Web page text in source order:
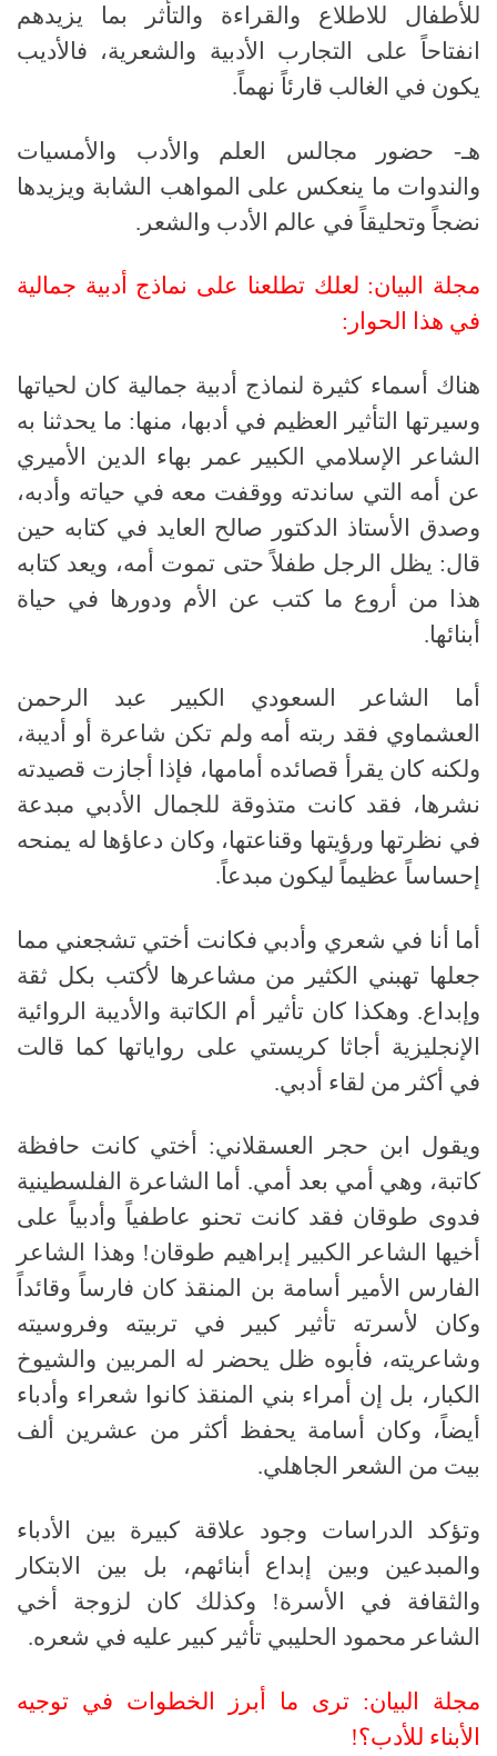
للأطفال للاطلاع والقراءة والتأثر بما يزيدهم
انفتاحاً على التجارب الأدبية والشعرية، فالأديب
يكون في الغالب قارئاً نهماً.
هـ- حضور مجالس العلم والأدب والأمسيات
والندوات ما ينعكس على المواهب الشابة ويزيدها
نضجاً وتحليقاً في عالم الأدب والشعر.
مجلة البيان: لعلك تطلعنا على نماذج أدبية جمالية
في هذا الحوار:
هناك أسماء كثيرة لنماذج أدبية جمالية كان لحياتها
وسيرتها التأثير العظيم في أدبها، منها: ما يحدثنا به
الشاعر الإسلامي الكبير عمر بهاء الدين الأميري
عن أمه التي ساندته ووقفت معه في حياته وأدبه،
وصدق الأستاذ الدكتور صالح العايد في كتابه حين
قال: يظل الرجل طفلاً حتى تموت أمه، ويعد كتابه
هذا من أروع ما كتب عن الأم ودورها في حياة
أبنائها.
أما الشاعر السعودي الكبير عبد الرحمن
العشماوي فقد ربته أمه ولم تكن شاعرة أو أديبة،
ولكنه كان يقرأ قصائده أمامها، فإذا أجازت قصيدته
نشرها، فقد كانت متذوقة للجمال الأدبي مبدعة
في نظرتها ورؤيتها وقناعتها، وكان دعاؤها له يمنحه
إحساساً عظيماً ليكون مبدعاً.
أما أنا في شعري وأدبي فكانت أختي تشجعني مما
جعلها تهبني الكثير من مشاعرها لأكتب بكل ثقة
وإبداع. وهكذا كان تأثير أم الكاتبة والأديبة الروائية
الإنجليزية أجاثا كريستي على رواياتها كما قالت
في أكثر من لقاء أدبي.
ويقول ابن حجر العسقلاني: أختي كانت حافظة
كاتبة، وهي أمي بعد أمي. أما الشاعرة الفلسطينية
فدوى طوقان فقد كانت تحنو عاطفياً وأدبياً على
أخيها الشاعر الكبير إبراهيم طوقان! وهذا الشاعر
الفارس الأمير أسامة بن المنقذ كان فارساً وقائداً
وكان لأسرته تأثير كبير في تربيته وفروسيته
وشاعريته، فأبوه ظل يحضر له المربين والشيوخ
الكبار، بل إن أمراء بني المنقذ كانوا شعراء وأدباء
أيضاً، وكان أسامة يحفظ أكثر من عشرين ألف
بيت من الشعر الجاهلي.
وتؤكد الدراسات وجود علاقة كبيرة بين الأدباء
والمبدعين وبين إبداع أبنائهم، بل بين الابتكار
والثقافة في الأسرة! وكذلك كان لزوجة أخي
الشاعر محمود الحليبي تأثير كبير عليه في شعره.
مجلة البيان: ترى ما أبرز الخطوات في توجيه
الأبناء للأدب؟!